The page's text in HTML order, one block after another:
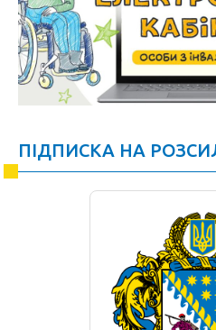
ПІДПИСКА НА